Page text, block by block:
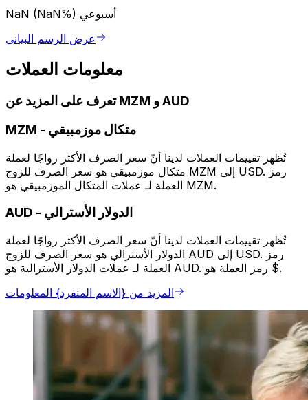
NaN (NaN%) أسبوعي
عرض الرسم البياني
معلومات العملات
تعرف على المزيد عن MZM و AUD
MZM - متكال موزمبيقي
تُظهر تقييمات العملات لدينا أنّ سعر الصرف الأكثر رواجًا لعملة
متكال موزمبيقي هو سعر الصرف للزوج MZM إلى USD. رمز
العملة لـ عملات المتكال الموزمبيقي هو MZM.
AUD - الدولار الأسترالي
تُظهر تقييمات العملات لدينا أنّ سعر الصرف الأكثر رواجًا لعملة
الدولار الأسترالي هو سعر الصرف للزوج AUD إلى USD. رمز
العملة لـ عملات الدولار الأسترالية هو AUD. رمز العملة هو $.
المزيد من {الاسم المنفرد} المعلومات